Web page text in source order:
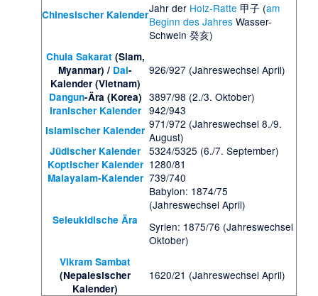
Chinesischer KalenderJahr der Holz-Ratte 甲子 (am
Beginn des JahresWasser-
Schwein 癸亥)
Chula Sakarat(Siam,
Myanmar) / Dai-
Kalender (Vietnam)
926/927 (Jahreswechsel April)
Dangun-Ära (Korea) 3897/98 (2./3. Oktober)
Iranischer Kalender 942/943
Islamischer Kalender 971/972 (Jahreswechsel 8./9.
August)
Jüdischer Kalender 5324/5325 (6./7. September)
Koptischer Kalender 1280/81
Malayalam-Kalender 739/740
Seleukidische Ära
Babylon: 1874/75
(Jahreswechsel April)
Syrien: 1875/76 (Jahreswechsel
Oktober)
Vikram Sambat
(Nepalesischer
Kalender)
1620/21 (Jahreswechsel April)